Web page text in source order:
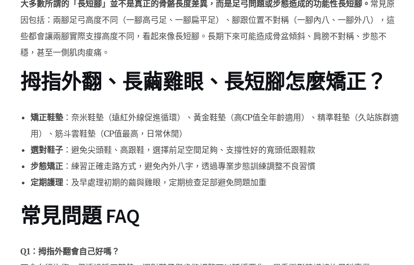
大多數所謂的「長短腳」並不是真正的骨骼長度差異，而是足弓問題或步態造成的功能性長短腳。 常見原
因包括：兩腳足弓高度不同（一腳高弓足、一腳扁平足）、腳跟位置不對稱（一腳內八、一腳外八），這
些都會讓兩腳實際支撐高度不同，看起來像長短腳。長期下來可能造成骨盆傾斜、肩膀不對稱、步態不
穩，甚至一側肌肉痠痛。
拇指外翻、長繭雞眼、長短腳怎麼矯正？
矯正鞋墊 ：奈米鞋墊（遠紅外線促進循環）、黃金鞋墊（高CP值全年齡適用）、精準鞋墊（久站族群適
用）、筋斗雲鞋墊（CP值最高，日常休閒）
選對鞋子 ：避免尖頭鞋、高跟鞋，選擇前足空間足夠、支撐性好的寬頭低跟鞋款
步態矯正 ：練習正確走路方式，避免內外八字，透過專業步態訓練調整不良習慣
定期護理 ：及早處理初期的繭與雞眼，定期檢查足部避免問題加重
常見問題 FAQ
Q1：拇指外翻會自己好嗎？